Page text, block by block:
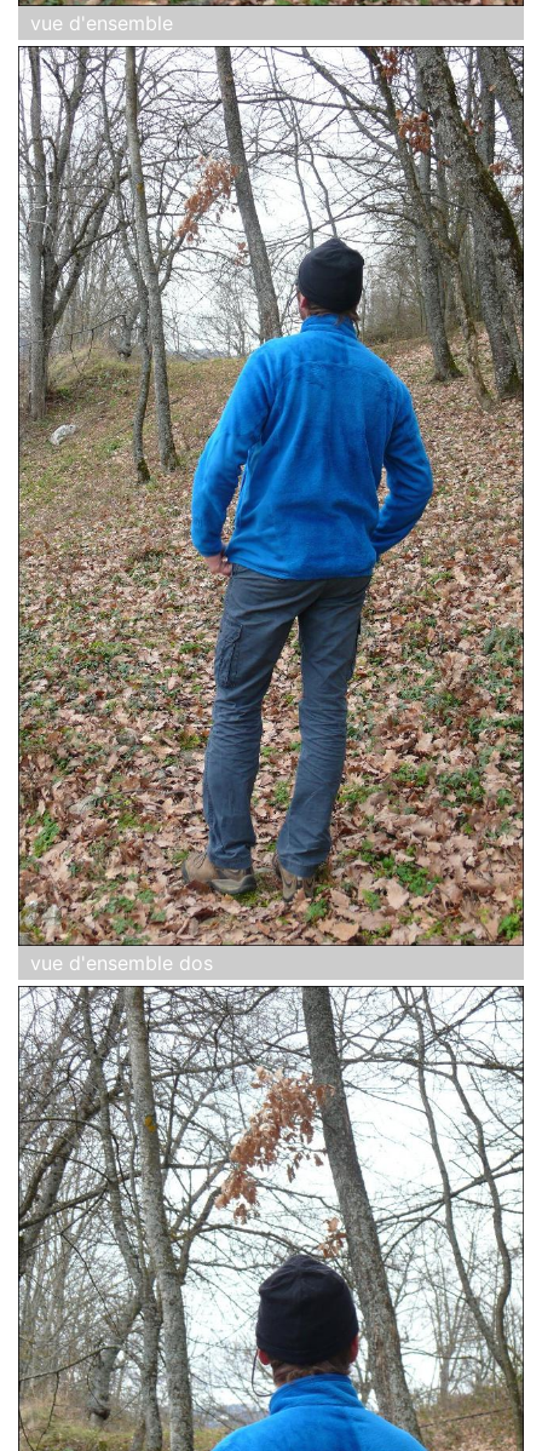
vue d'ensemble
vue d'ensemble dos